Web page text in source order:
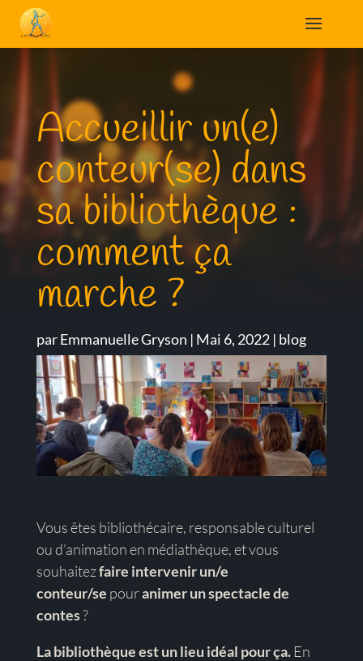
Accueillir un(e)
conteur(se) dans
sa bibliothèque :
comment ça
marche ?
parEmmanuelle Gryson | Mai 6, 2022| blog
Vous êtes bibliothécaire, responsable culturel
ou d’animation en médiathèque, et vous
souhaitezfaire intervenir un/e
conteur/se pouranimer un spectacle de
contes?
La bibliothèque est un lieu idéal pour ça.En